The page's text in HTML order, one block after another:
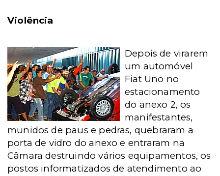
Violência
Depois de virarem
um automóvel
Fiat Uno no
estacionamento
do anexo 2, os
manifestantes,
munidos de paus e pedras, quebraram a
porta de vidro do anexo e entraram na
Câmara destruindo vários equipamentos, os
postos informatizados de atendimento ao